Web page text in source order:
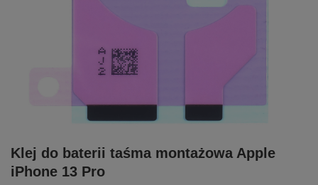
Klej do baterii taśma montażowa Apple
iPhone 13 Pro